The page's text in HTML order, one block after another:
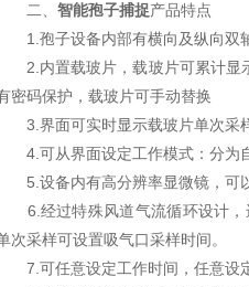
二、 智能孢子捕捉产品特点
1.孢子设备内部有横向及纵向双
2.内置载玻片，载玻片可累计显示
密码保护，载玻片可手动替换
3.界面可实时显示载玻片单次采
4.可从界面设定工作模式：分为
5.设备内有高分辨率显微镜，可以
6.经过特殊风道气流循环设计，
次采样可设置吸气口采样时间。
7.可任意设定工作时间，任意设